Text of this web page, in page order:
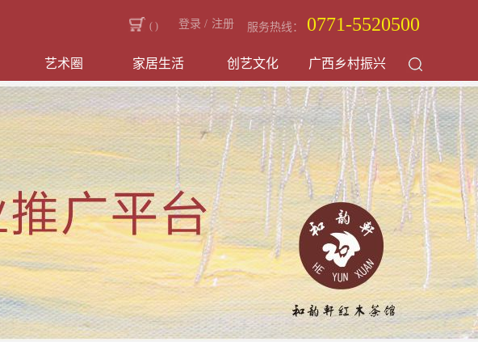
服务热线： 0771-5520500
登录 / 注册
( )
艺术圈 家居生活 创艺文化 广西乡村振兴